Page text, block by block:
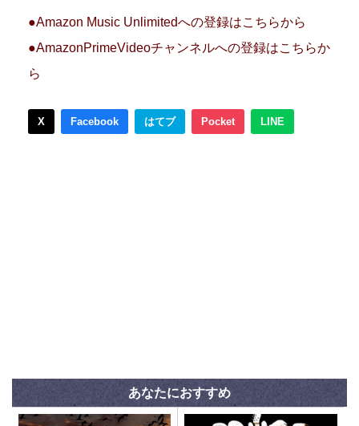
●Amazon Music Unlimitedへの登録はこちらから
●AmazonPrimeVideoチャンネルへの登録はこちらか
ら
X Facebook はてブ Pocket LINE
あなたにおすすめ